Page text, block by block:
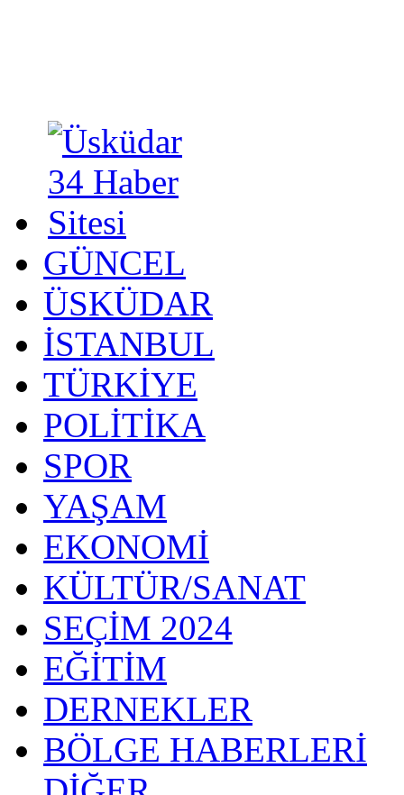
GÜNCEL
ÜSKÜDAR
İSTANBUL
TÜRKİYE
POLİTİKA
SPOR
YAŞAM
EKONOMİ
KÜLTÜR/SANAT
SEÇİM 2024
EĞİTİM
DERNEKLER
BÖLGE HABERLERİ